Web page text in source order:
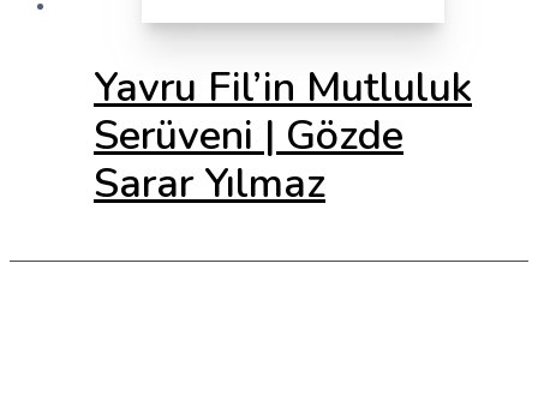
Yavru Fil’in Mutluluk
Serüveni | Gözde
Sarar Yılmaz